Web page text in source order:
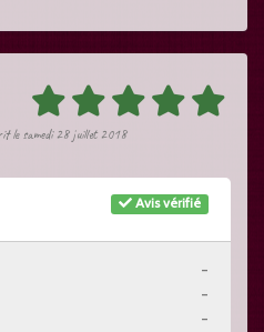
le samedi 28 juillet 2018
Avis vérifié
-
-
-